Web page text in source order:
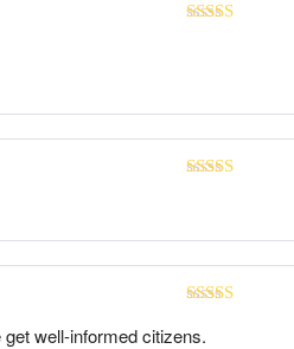
of 5
well-informed citizens.